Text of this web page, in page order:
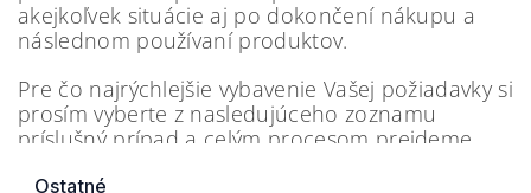
akejkoľvek situácie aj po dokončení nákupu a
následnom používaní produktov.
Pre čo najrýchlejšie vybavenie Vašej požiadavky si
prosím vyberte z nasledujúceho zoznamu
príslušný prípad a celým procesom prejdeme